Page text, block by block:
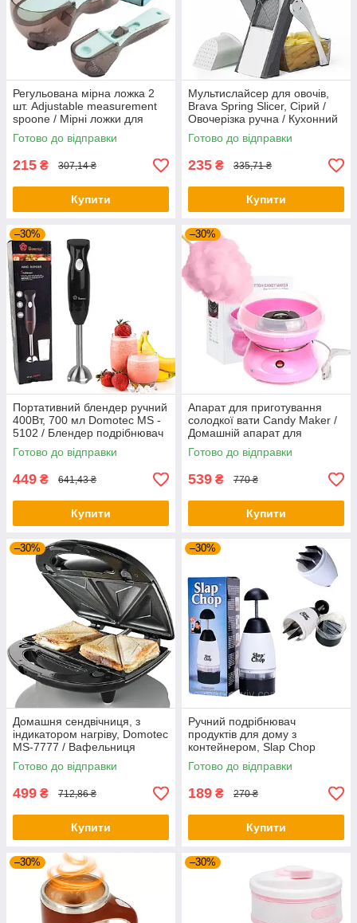
Регульована мірна ложка 2
шт. Adjustable measurement
spoone / Мірні ложки для
кухні з регулятором об'єму
Готово до відправки
215 ₴ 307,14 ₴
Купити
Мультислайсер для овочів,
Brava Spring Slicer, Сірий /
Овочерізка ручна / Кухонний
слайсер для овочів
Готово до відправки
235 ₴ 335,71 ₴
Купити
–30%
Портативний блендер ручний
400Вт, 700 мл Domotec MS -
5102 / Блендер подрібнювач
/ Кухонний блендер
Готово до відправки
449 ₴ 641,43 ₴
Купити
–30%
Апарат для приготування
солодкої вати Candy Maker /
Домашній апарат для
солодкої вати
Готово до відправки
539 ₴ 770 ₴
Купити
–30%
Домашня сендвічниця, з
індикатором нагріву, Domotec
MS-7777 / Вафельниця
електрична для запікання
Готово до відправки
499 ₴ 712,86 ₴
Купити
–30%
Ручний подрібнювач
продуктів для дому з
контейнером, Slap Chop
AD10-9 / Механічний блендер
Готово до відправки
189 ₴ 270 ₴
Купити
–30% –30%